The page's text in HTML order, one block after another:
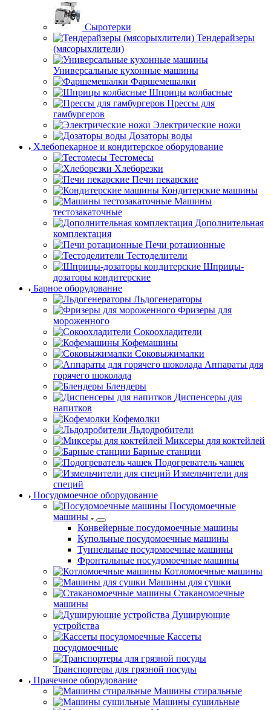
Сыротерки
Тендерайзеры
(мясорыхлители)
Универсальные кухонные машины
Фаршемешалки
Шприцы колбасные
Прессы для
гамбургеров
Электрические ножи
Дозаторы воды
Хлебопекарное и кондитерское оборудование
Тестомесы
Хлеборезки
Печи пекарские
Кондитерские машины
Машины
тестозакаточные
Дополнительная
комплектация
Печи ротационные
Тестоделители
Шприцы-
дозаторы кондитерские
Барное оборудование
Льдогенераторы
Фризеры для
мороженного
Сокоохладители
Кофемашины
Соковыжималки
Аппараты для
горячего шоколада
Блендеры
Диспенсеры для
напитков
Кофемолки
Льдодробители
Миксеры для коктейлей
Барные станции
Подогреватель чашек
Измельчители для
специй
Посудомоечное оборудование
Посудомоечные
машины
Конвейерные посудомоечные машины
Купольные посудомоечные машины
Туннельные посудомоечные машины
Фронтальные посудомоечные машины
Котломоечные машины
Машины для сушки
Стаканомоечные
машины
Душирующие
устройства
Кассеты
посудомоечные
Транспортеры для грязной посуды
Прачечное оборудование
Машины стиральные
Машины сушильные